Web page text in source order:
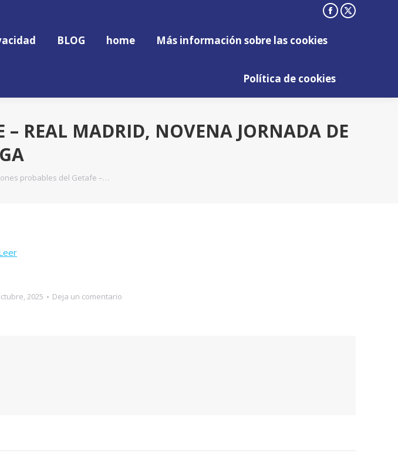
Facebook
new
X
BLOG home Más información sobre las cookies
Política de cookies
– REAL MADRID, NOVENA JORNADA DE
probables del Getafe –…
2025 Deja un comentario
Más información sobre las cookies